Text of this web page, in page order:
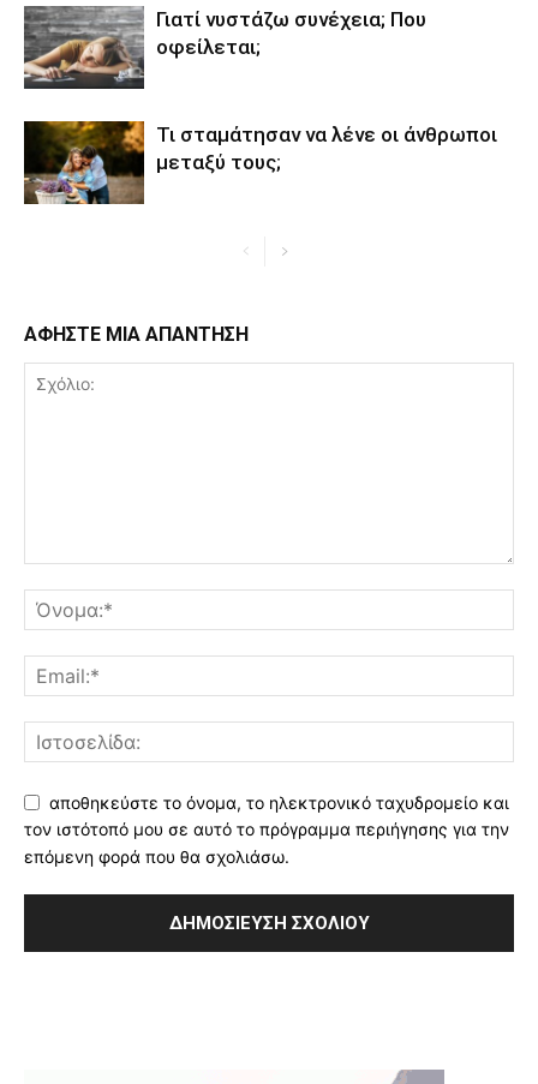
Γιατί νυστάζω συνέχεια; Που
οφείλεται;
Τι σταμάτησαν να λένε οι άνθρωποι
μεταξύ τους;
ΑΦΗΣΤΕ ΜΙΑ ΑΠΑΝΤΗΣΗ
αποθηκεύστε το όνομα, το ηλεκτρονικό ταχυδρομείο και
τον ιστότοπό μου σε αυτό το πρόγραμμα περιήγησης για την
επόμενη φορά που θα σχολιάσω.